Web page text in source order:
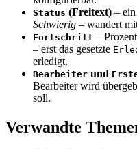
Status (Freitext) –
Schwierig – wandert
Fortschritt –
– erst das gesetzte
erledigt.
Bearbeiter und
Bearbeiter wird
soll.
Verwandte